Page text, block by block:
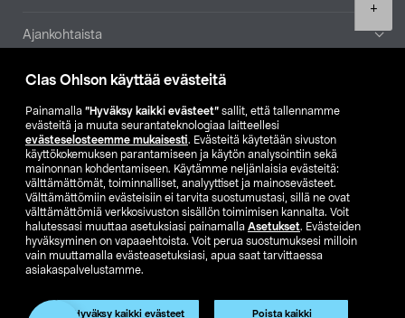
Clas Ohlson käyttää evästeitä
Painamalla ”Hyväksy kaikki evästeet” sallit, että tallennamme
evästeitä ja muuta seurantateknologiaa laitteellesi
evästeselosteemme mukaisesti. Evästeitä käytetään sivuston
käyttökokemuksen parantamiseen ja käytön analysointiin sekä
mainonnan kohdentamiseen. Käytämme neljänlaisia evästeitä:
välttämättömät, toiminnalliset, analyyttiset ja mainosevästeet.
Välttämättömiin evästeisiin ei tarvita suostumustasi, sillä ne ovat
välttämättömiä verkkosivuston sisällön toimimisen kannalta. Voit
halutessasi muuttaa asetuksiasi painamalla Asetukset. Evästeiden
hyväksyminen on vapaaehtoista. Voit perua suostumuksesi milloin
vain muuttamalla evästeasetuksiasi, apua saat tarvittaessa
asiakaspalvelustamme.
Hyväksy kaikki evästeet Poista kaikki
+
Ajankohtaista
Muut yrityksemme
Etsi myymälä
SE NO FI
FI SV